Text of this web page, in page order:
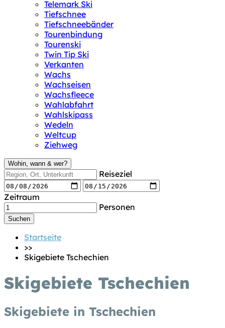
Telemark Ski
Tiefschnee
Tiefschneebänder
Tourenbindung
Tourenski
Twin Tip Ski
Verkanten
Wachs
Wachseisen
Wachsfleece
Wahlabfahrt
Wahlskipass
Wedeln
Weltcup
Ziehweg
Wohin, wann & wer?
Reiseziel
Zeitraum
Personen
Startseite
>>
Skigebiete Tschechien
Skigebiete Tschechien
Skigebiete in Tschechien